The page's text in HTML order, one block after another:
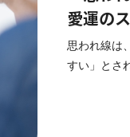
愛運の
思われ線は
すい」とさ